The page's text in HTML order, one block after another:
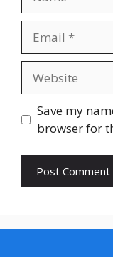
Save my
browser for